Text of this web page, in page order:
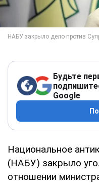
Будьте
Google
Национальное
(НАБУ) закрыло
отношении